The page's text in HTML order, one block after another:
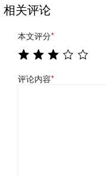
相关评论
本文评分*
评论内容*